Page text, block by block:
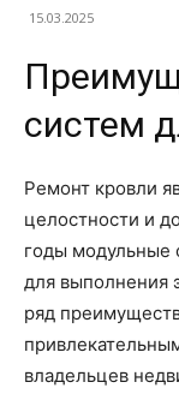
15.03.2025
систем
Ремонт кровли
целостности и
годы модульные
для выполнения
ряд
владельцев